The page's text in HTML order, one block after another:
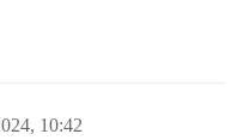
10:42